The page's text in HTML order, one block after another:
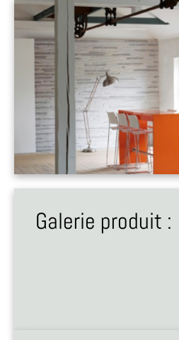
Galerie produit :